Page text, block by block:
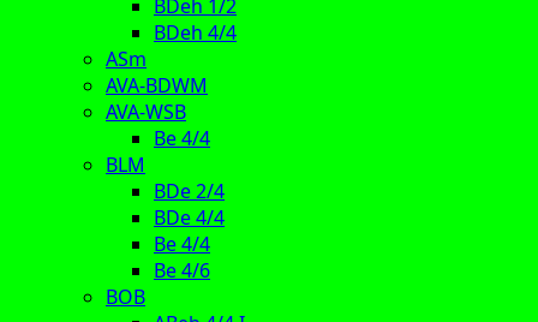
BDeh 1/2
BDeh 4/4
ASm
AVA-BDWM
AVA-WSB
Be 4/4
BLM
BDe 2/4
BDe 4/4
Be 4/4
Be 4/6
BOB